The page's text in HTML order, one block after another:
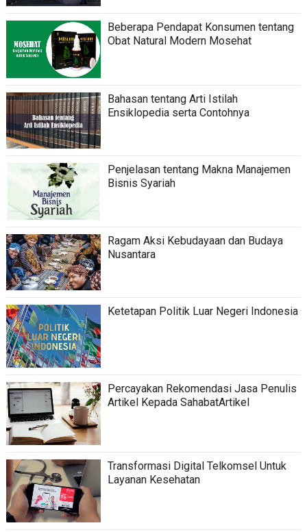
Beberapa Pendapat Konsumen tentang
Obat Natural Modern Mosehat
Bahasan tentang Arti Istilah
Ensiklopedia serta Contohnya
Penjelasan tentang Makna Manajemen
Bisnis Syariah
Ragam Aksi Kebudayaan dan Budaya
Nusantara
Ketetapan Politik Luar Negeri Indonesia
Percayakan Rekomendasi Jasa Penulis
Artikel Kepada SahabatArtikel
Transformasi Digital Telkomsel Untuk
Layanan Kesehatan